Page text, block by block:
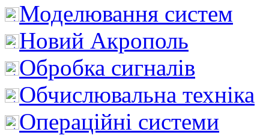
Моделювання систем
Новий Акрополь
Обробка сигналів
Обчислювальна техніка
Операційні системи